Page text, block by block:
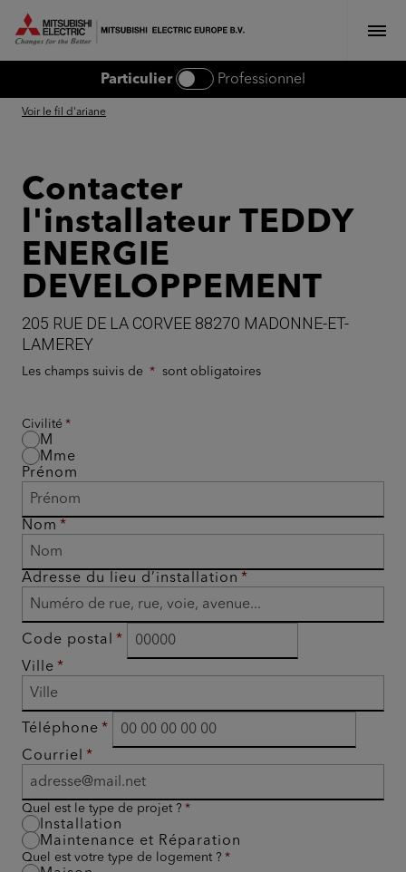
MITSUBISHI ELECTRIC EUROPE
Particulier Professionnel
Voir le fil d'ariane
Contacter
l'installateur TEDDY
ENERGIE
DEVELOPPEMENT
205 RUE DE LA CORVEE 88270 MADONNE-ET-
LAMEREY
Les champs suivis de sont obligatoires
Civilité
M
Mme
Prénom
Nom
Adresse du lieu d’installation
Code postal
Ville
Téléphone
Courriel
Quel est le type de projet ?
Installation
Maintenance et Réparation
Quel est votre type de logement ?